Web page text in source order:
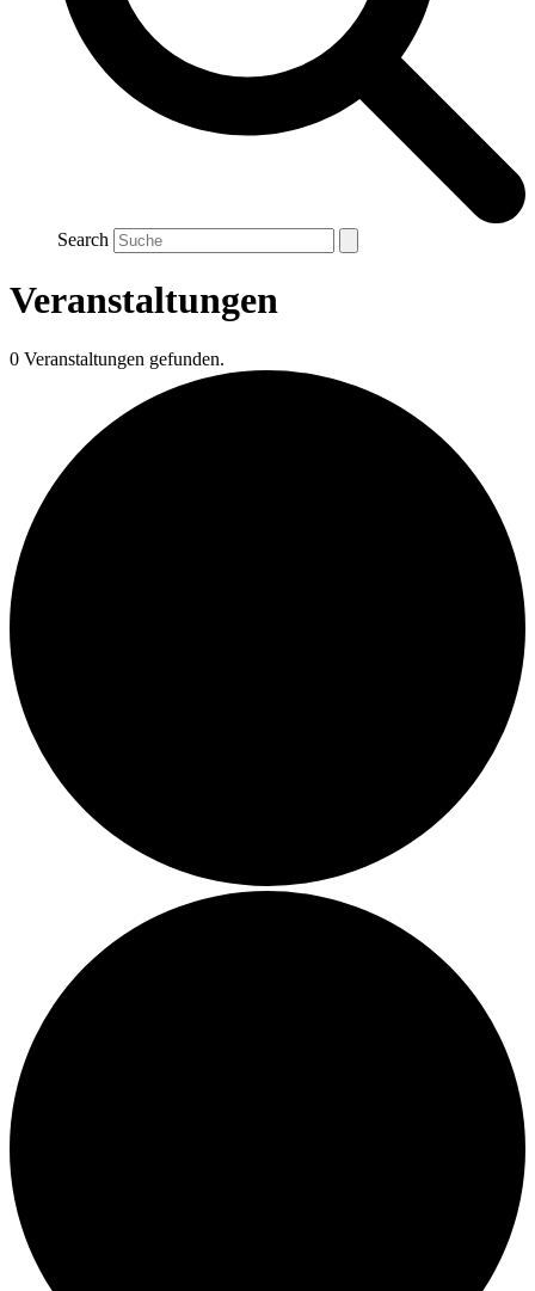
Search
Veranstaltungen
0 Veranstaltungen gefunden.